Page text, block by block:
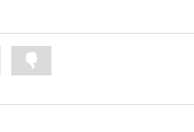
Marcar
información